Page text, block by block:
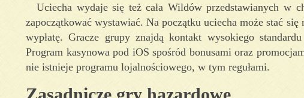
Uciecha wydaje się też cała Wildów przedstawianych w
zapoczątkować wystawiać. Na początku uciecha może stać
wypłatę. Gracze grupy znajdą kontakt wysokiego
Program kasynowa pod iOS spośród bonusami oraz
nie istnieje programu lojalnościowego, w tym regułami.
Zasadnicze gry hazardowe